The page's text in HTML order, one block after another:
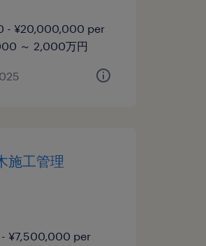
- ¥20,000,000 per
～ 2,000万円
施工管理
¥7,500,000 per